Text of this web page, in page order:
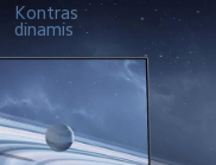
Kontras
dinamis